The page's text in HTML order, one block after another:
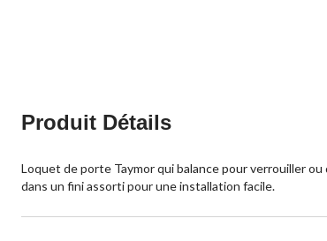
Produit Détails
Loquet de porte Taymor qui balance pour verrouiller
dans un fini assorti pour une installation facile.